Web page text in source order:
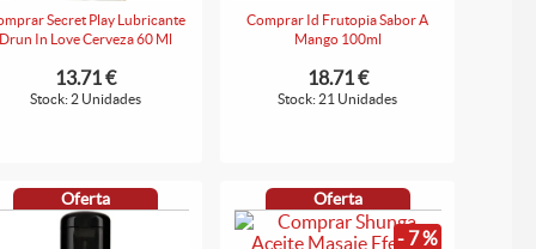
Secret Play Lubricante
Drun In Love Cerveza 60 Ml
13.71 €
Stock: 2 Unidades
Comprar Id Frutopia Sabor A
Mango 100ml
18.71 €
Stock: 21 Unidades
Oferta Oferta
- 7 %